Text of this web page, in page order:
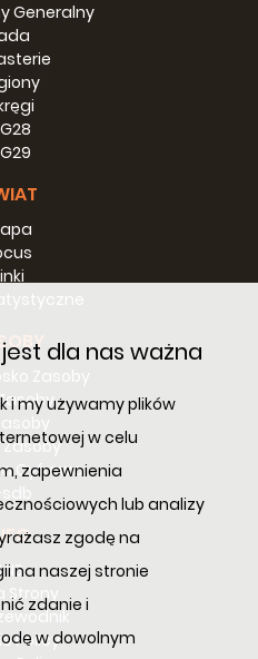
dla nas ważna
i my używamy plików
w celu
zapewnienia
lub analizy
zgodę na
na naszej stronie
zdanie i
w dowolnym
Generalny
Cyfrowa
Strony
Policy